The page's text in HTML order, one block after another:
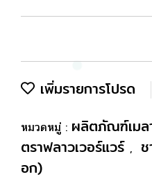
เพิ่มรายการโปรด
หมวดหมู่ : ผลิตภัณฑ์เม
ตราฟลาวเวอร์แวร์ ,
อก)